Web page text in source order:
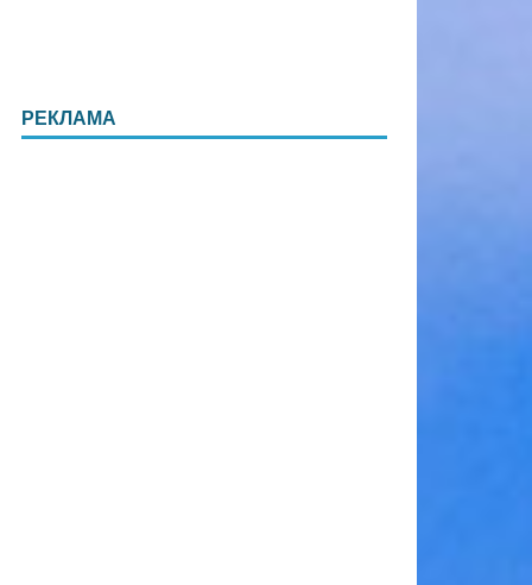
РЕКЛАМА